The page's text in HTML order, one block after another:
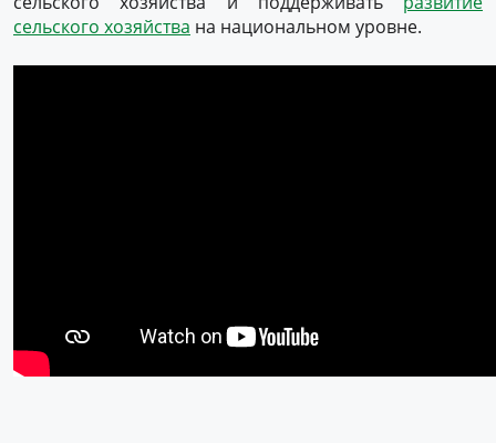
сельского хозяйства на национальном уровне.